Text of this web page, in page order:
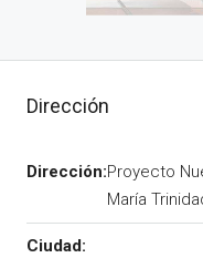
Dirección
Dirección:Proyecto
María
Ciudad: